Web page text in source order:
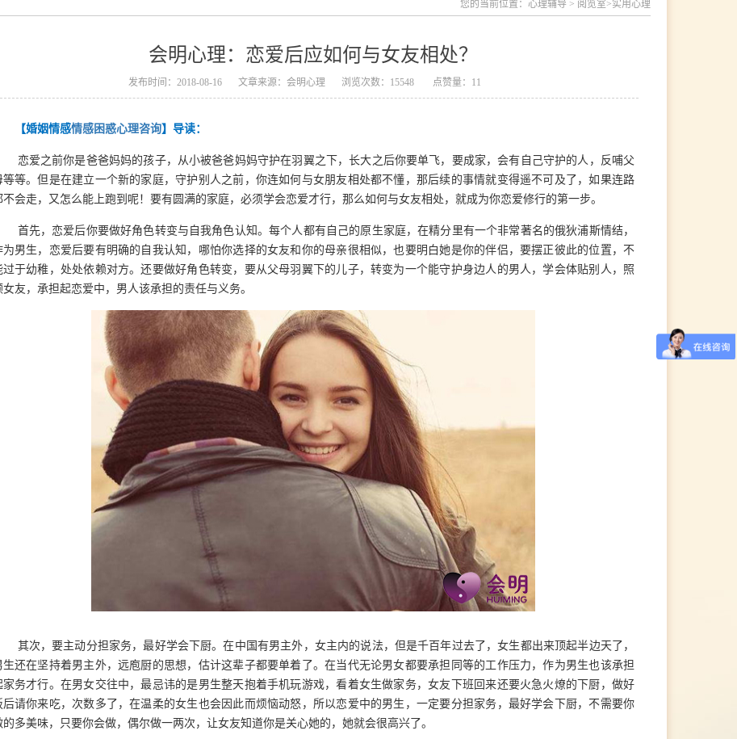
您的当前位置： 心理辅导 > 阅览室>实用心理
会明心理：恋爱后应如何与女友相处？
发布时间：2018-08-16 文章来源：会明心理 浏览次数：15548 点赞量：11
【婚姻情感情感困惑心理咨询】导读：
恋爱之前你是爸爸妈妈的孩子，从小被爸爸妈妈守护在羽翼之下，长大之后你要单飞，要成家，会有自己守护的人，反哺父
等等。但是在建立一个新的家庭，守护别人之前，你连如何与女朋友相处都不懂，那后续的事情就变得遥不可及了，如果连路
不会走，又怎么能上跑到呢！要有圆满的家庭，必须学会恋爱才行，那么如何与女友相处，就成为你恋爱修行的第一步。
首先，恋爱后你要做好角色转变与自我角色认知。每个人都有自己的原生家庭，在精分里有一个非常著名的俄狄浦斯情结，
为男生，恋爱后要有明确的自我认知，哪怕你选择的女友和你的母亲很相似，也要明白她是你的伴侣，要摆正彼此的位置，不
过于幼稚，处处依赖对方。还要做好角色转变，要从父母羽翼下的儿子，转变为一个能守护身边人的男人，学会体贴别人，照
女友，承担起恋爱中，男人该承担的责任与义务。
其次，要主动分担家务，最好学会下厨。在中国有男主外，女主内的说法，但是千百年过去了，女生都出来顶起半边天了，
生还在坚持着男主外，远庖厨的思想，估计这辈子都要单着了。在当代无论男女都要承担同等的工作压力，作为男生也该承担
家务才行。在男女交往中，最忌讳的是男生整天抱着手机玩游戏，看着女生做家务，女友下班回来还要火急火燎的下厨，做好
后请你来吃，次数多了，在温柔的女生也会因此而烦恼动怒，所以恋爱中的男生，一定要分担家务，最好学会下厨，不需要你
的多美味，只要你会做，偶尔做一两次，让女友知道你是关心她的，她就会很高兴了。